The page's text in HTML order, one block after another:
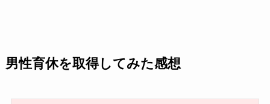
男性育休を取得してみた感想